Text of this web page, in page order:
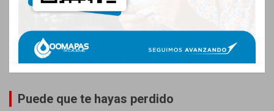
Puede que te hayas perdido